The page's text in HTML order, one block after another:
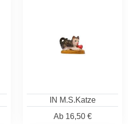
IN M.S.Katze
Ab16,50 €